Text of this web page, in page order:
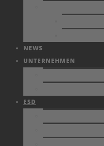
NEWS
UNTERNEHMEN
ESD